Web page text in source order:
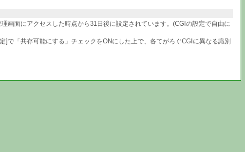
画面にアクセスした時点から31日後に設定されています。(CGIの設定で自由に
「共存可能にする」チェックをONにした上で、各てがろぐCGIに異なる識別